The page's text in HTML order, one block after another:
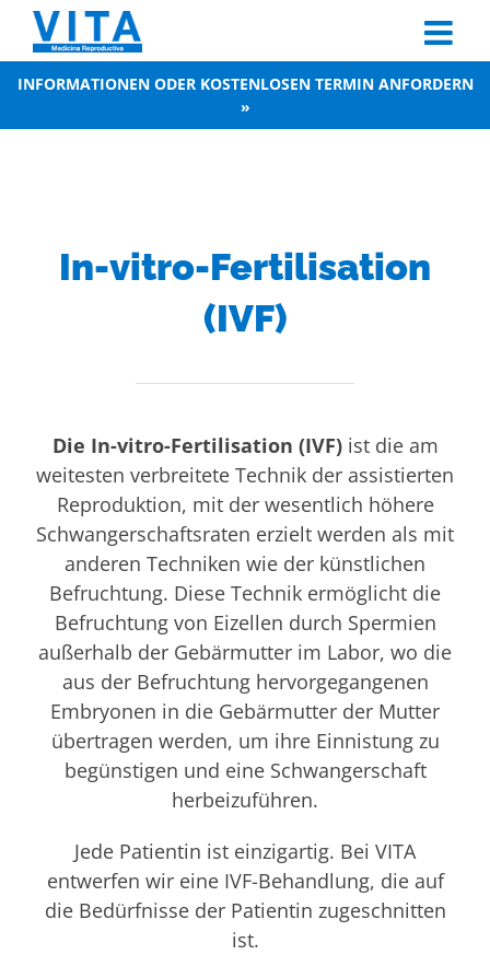
content
INFORMATIONEN ODER KOSTENLOSEN TERMIN ANFORDERN
»
In-vitro-Fertilisation
(IVF)
Die In-vitro-Fertilisation (IVF)ist die am
weitesten verbreitete Technik der assistierten
Reproduktion, mit der wesentlich höhere
Schwangerschaftsraten erzielt werden als mit
anderen Techniken wie der künstlichen
Befruchtung. Diese Technik ermöglicht die
Befruchtung von Eizellen durch Spermien
außerhalb der Gebärmutter im Labor, wo die
aus der Befruchtung hervorgegangenen
Embryonen in die Gebärmutter der Mutter
übertragen werden, um ihre Einnistung zu
begünstigen und eine Schwangerschaft
herbeizuführen.
Jede Patientin ist einzigartig. Bei VITA
entwerfen wir eine IVF-Behandlung, die auf
die Bedürfnisse der Patientin zugeschnitten
ist.